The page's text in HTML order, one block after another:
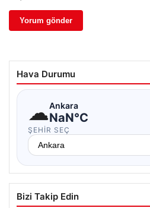
Hava Durumu
☁Ankara
NaN°C
ŞEHIR SEÇ
Bizi Takip Edin